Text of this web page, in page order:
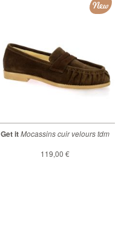
Get itMocassins cuir velours tdm
119,00 €
New